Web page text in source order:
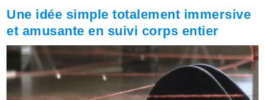
Une idée simple totalement immersive
et amusante en suivi corps entier